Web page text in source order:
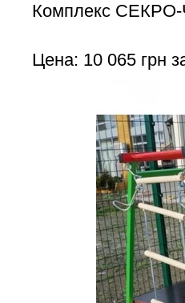
Комплекс СЕКРО-
Цена: 10 065 грн